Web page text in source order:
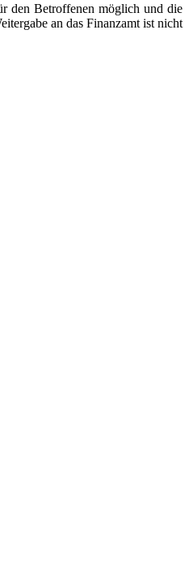
den Betroffenen möglich und die
an das Finanzamt ist nicht